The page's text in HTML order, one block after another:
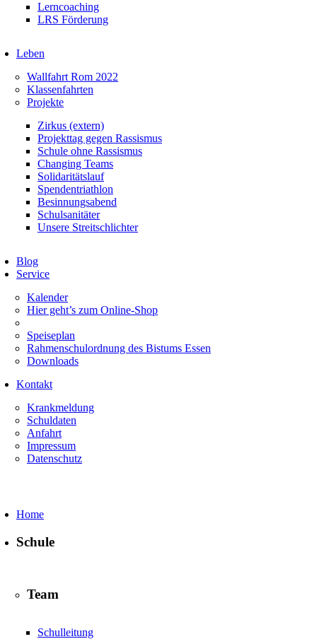
Lerncoaching
LRS Förderung
Leben
Wallfahrt Rom 2022
Klassenfahrten
Projekte
Zirkus (extern)
Projekttag gegen Rassismus
Schule ohne Rassismus
Changing Teams
Solidaritätslauf
Spendentriathlon
Besinnungsabend
Schulsanitäter
Unsere Streitschlichter
Blog
Service
Kalender
Hier geht’s zum Online-Shop
Speiseplan
Rahmenschulordnung des Bistums Essen
Downloads
Kontakt
Krankmeldung
Schuldaten
Anfahrt
Impressum
Datenschutz
Home
Schule
Team
Schulleitung